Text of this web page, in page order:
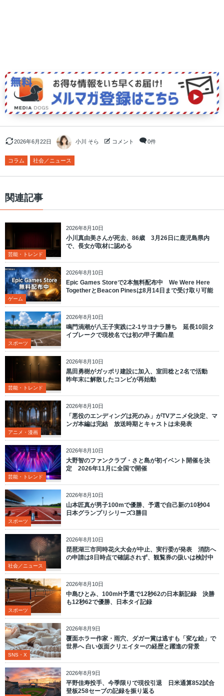
2026年6月22日 小川 そら コメント 0件
コラム 社会／ニュース
関連記事
2026年8月10日
芸能・トレンド
小川真由美さんが死去、86歳 3月26日に鹿児島県内
で、長女が取材に認める
2026年8月10日
ゲーム
Epic Games Storeで2本無料配布中 We Were Here
TogetherとBeacon Pinesは8月14日まで受け取り可能
2026年8月10日
スポーツ
鳴門渦潮が八王子実践に2-1サヨナラ勝ち 延長10回タ
イブレークで現校名では初の甲子園白星
2026年8月10日
芸能・トレンド
黒田勇樹がガッポリ建設に加入、室田稔と2名で活動
昨年末に解散したコンビが再始動
2026年8月10日
アニメ・漫画
「悪役のエンディングは死のみ」がTVアニメ化決定、マ
ンガ本編は完結 放送時期とキャストは未発表
2026年8月10日
芸能・トレンド
大野智のファンクラブ・さと島が初イベント開催を決
定 2026年11月に全国で開催
2026年8月10日
スポーツ
山本匠真が男子100mで優勝、予選で自己新の10秒04
日本グランプリシリーズ3勝目
2026年8月10日
社会／ニュース
琵琶湖三市同時花火大会が中止、実行委が発表 消防へ
の申請は8日時点で確認されず、観覧券の扱いは検討中
2026年8月10日
スポーツ
中島ひとみ、100mH予選で12秒62の日本新記録 決勝
も12秒62で優勝、日本タイ記録
2026年8月9日
SNS・X
覆面ホラー作家・雨穴、ダガー賞は逃すも「変な絵」で
世界へ 白い仮面クリエイターの経歴と躍進の背景
2026年8月9日
平野佳寿投手、今季限りで現役引退 日米通算852試合
登板258セーブの記録を振り返る